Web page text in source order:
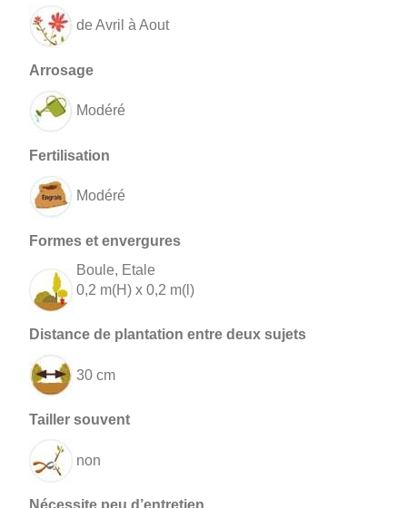
de Avril à Aout
Modéré
Modéré
Boule, Etale
0,2 m(H) x 0,2 m(l)
30 cm
non